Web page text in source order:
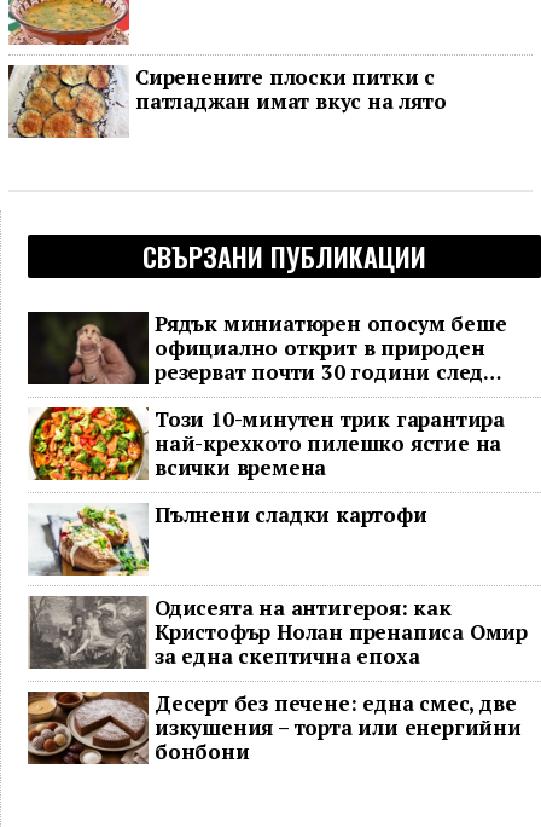
Сиренените плоски питки с
патладжан имат вкус на лято
СВЪРЗАНИ ПУБЛИКАЦИИ
Рядък миниатюрен опосум беше
официално открит в природен
резерват почти 30 години след
последното му наблюдение
Този 10-минутен трик гарантира
най-крехкото пилешко ястие на
всички времена
Пълнени сладки картофи
Одисеята на антигероя: как
Кристофър Нолан пренаписа Омир
за една скептична епоха
Десерт без печене: една смес, две
изкушения – торта или енергийни
бонбони